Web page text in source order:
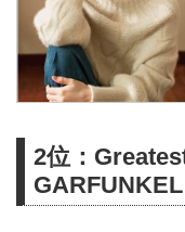
2位：
GARFUNKEL